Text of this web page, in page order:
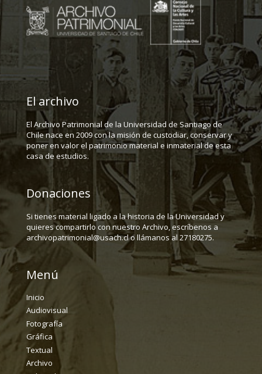
El archivo
El Archivo Patrimonial de la Universidad de Santiago de
Chile nace en 2009 con la misión de custodiar, conservar y
poner en valor el patrimonio material e inmaterial de esta
casa de estudios.
Donaciones
Si tienes material ligado a la historia de la Universidad y
quieres compartirlo con nuestro Archivo, escríbenos a
archivopatrimonial@usach.cl o llámanos al 27180275.
Menú
Inicio
Audiovisual
Fotografía
Gráfica
Textual
Archivo